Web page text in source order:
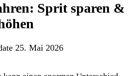
Sprit sparen &
25. Mai 2026